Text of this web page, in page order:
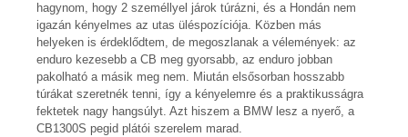
hagynom, hogy 2 személlyel járok túrázni, és a Hondán nem
igazán kényelmes az utas üléspozíciója. Közben más
helyeken is érdeklődtem, de megoszlanak a vélemények: az
enduro kezesebb a CB meg gyorsabb, az enduro jobban
pakolható a másik meg nem. Miután elsősorban hosszabb
túrákat szeretnék tenni, így a kényelemre és a praktikusságra
fektetek nagy hangsúlyt. Azt hiszem a BMW lesz a nyerő, a
CB1300S pegid plátói szerelem marad.